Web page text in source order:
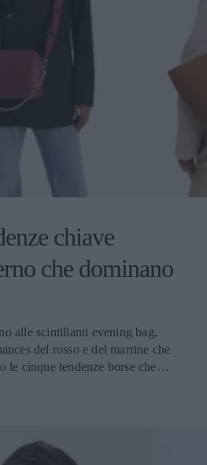
chiave
che dominano
alle scintillanti evening bag,
del rosso e del marrine che
le cinque tendenze borse che